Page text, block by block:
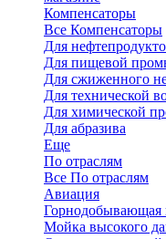
Компенсаторы
Все Компенсаторы
Для
Для пищевой
Для сжиженного
Для технической
Для химической
Для абразива
Еще
По отраслям
Все По отраслям
Авиация
Мойка высокого